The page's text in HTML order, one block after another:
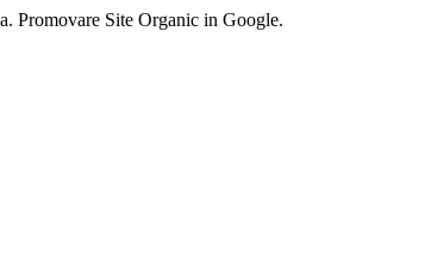
Promovare Site Organic in Google.